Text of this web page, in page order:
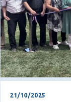
21/10/2025